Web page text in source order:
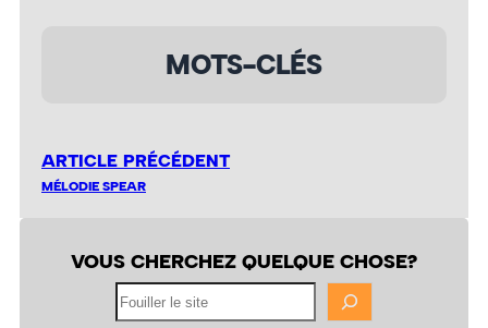
MOTS-CLÉS
ARTICLE PRÉCÉDENT
MÉLODIE SPEAR
VOUS CHERCHEZ QUELQUE CHOSE?